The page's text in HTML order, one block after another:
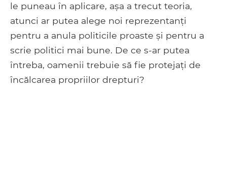
le puneau în aplicare, așa a trecut teoria,
atunci ar putea alege noi reprezentanți
pentru a anula politicile proaste și pentru a
scrie politici mai bune. De ce s-ar putea
întreba, oamenii trebuie să fie protejați de
încălcarea propriilor drepturi?